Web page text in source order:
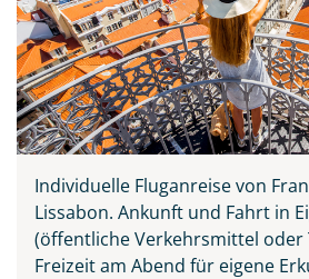
Individuelle Fluganreise von
Lissabon. Ankunft und Fahrt in
(öffentliche Verkehrsmittel oder
Freizeit am Abend für eigene